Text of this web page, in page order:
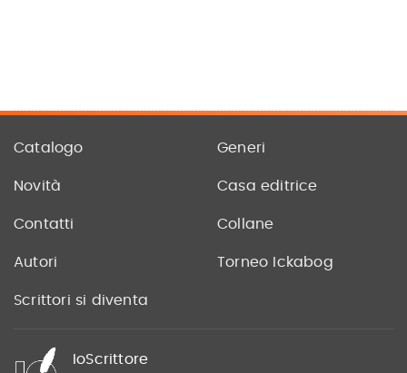
Catalogo Generi
Novità Casa editrice
Contatti Collane
Autori Torneo Ickabog
Scrittori si diventa
IoScrittore